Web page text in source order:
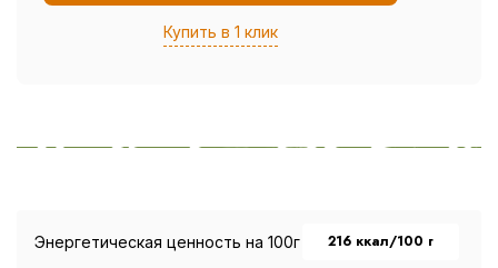
Купить в 1 клик
Энергетическая ценность на 100г 216 ккал/100 г